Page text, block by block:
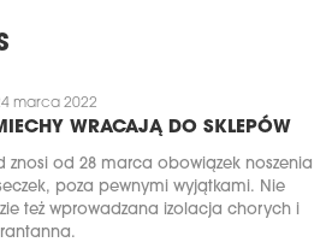
marca 2022
WRACAJĄ DO SKLEPÓW
znosi od 28 marca obowiązek noszenia
poza pewnymi wyjątkami. Nie
też wprowadzana izolacja chorych i